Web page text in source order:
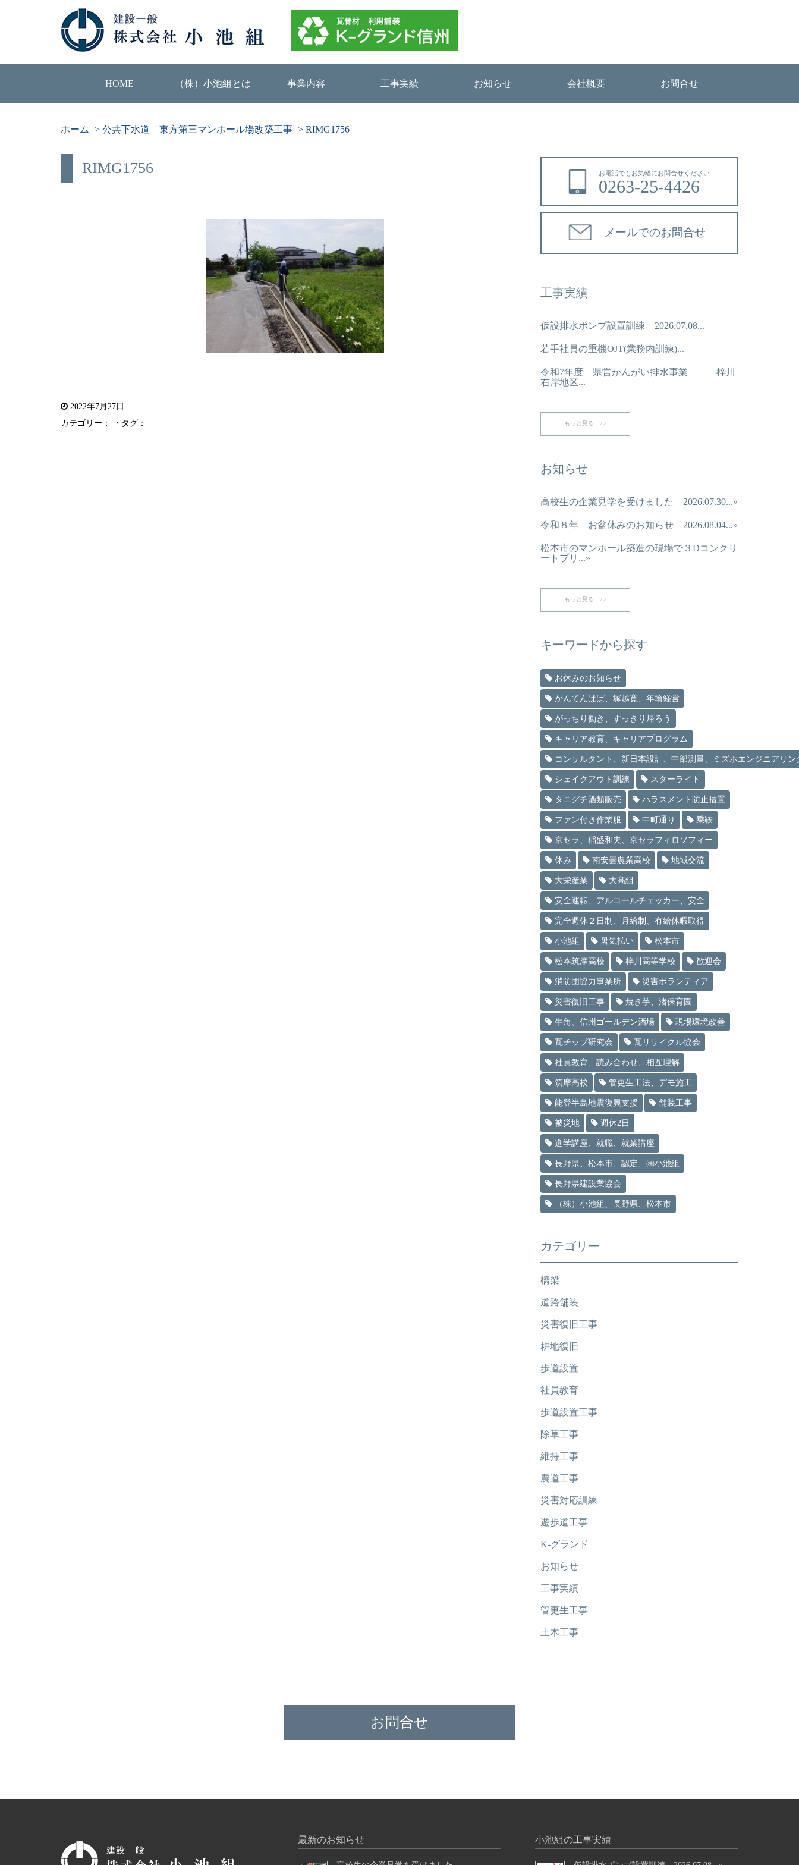
HOME （株）小池組とは 事業内容 工事実績 お知らせ 会社概要 お問合せ
ホーム > 公共下水道 東方第三マンホール場改築工事 > RIMG1756
RIMG1756
2022年7月27日
カテゴリー： ・タグ：
お電話でもお気軽にお問合せください
0263-25-4426
メールでのお問合せ
工事実績
仮設排水ポンプ設置訓練 2026.07.08...
若手社員の重機OJT(業務内訓練)...
令和7年度 県営かんがい排水事業 梓川
右岸地区...
もっと見る >>
お知らせ
高校生の企業見学を受けました 2026.07.30...»
令和８年 お盆休みのお知らせ 2026.08.04...»
松本市のマンホール築造の現場で３Dコンクリ
ートプリ...»
もっと見る >>
キーワードから探す
お休みのお知らせ
かんてんぱぱ、塚越寛、年輪経営
がっちり働き、すっきり帰ろう
キャリア教育、キャリアプログラム
コンサルタント、新日本設計、中部測量、ミズホエンジニアリン
シェイクアウト訓練 スターライト
タニグチ酒類販売 ハラスメント防止措置
ファン付き作業服 中町通り 乗鞍
京セラ、稲盛和夫、京セラフィロソフィー
休み 南安曇農業高校 地域交流
大栄産業 大髙組
安全運転、アルコールチェッカー、安全
完全週休２日制、月給制、有給休暇取得
小池組 暑気払い 松本市
松本筑摩高校 梓川高等学校 歓迎会
消防団協力事業所 災害ボランティア
災害復旧工事 焼き芋、渚保育園
牛角、信州ゴールデン酒場 現場環境改善
瓦チップ研究会 瓦リサイクル協会
社員教育、読み合わせ、相互理解
筑摩高校 管更生工法、デモ施工
能登半島地震復興支援 舗装工事
被災地 週休2日
進学講座、就職、就業講座
長野県、松本市、認定、㈱小池組
長野県建設業協会
（株）小池組、長野県、松本市
カテゴリー
橋梁
道路舗装
災害復旧工事
耕地復旧
歩道設置
社員教育
歩道設置工事
除草工事
維持工事
農道工事
災害対応訓練
遊歩道工事
K-グランド
お知らせ
工事実績
管更生工事
土木工事
お問合せ
最新のお知らせ 小池組の工事実績